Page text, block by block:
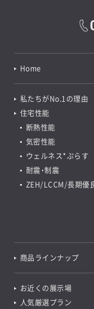
無料
Home
私たちがNo.1の理由
住宅性能
断熱性能
気密性能
ウェルネス*ぷらす
耐震・制震
ZEH/LCCM/長期優
商品ラインナップ
お近くの展示場
人気厳選プラン